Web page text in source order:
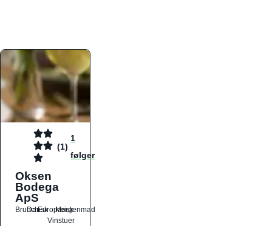
(1)
1
følger
Oksen
Bodega
ApS
Brunch
DanskEuropæiskMorgenmad
Vinstuer